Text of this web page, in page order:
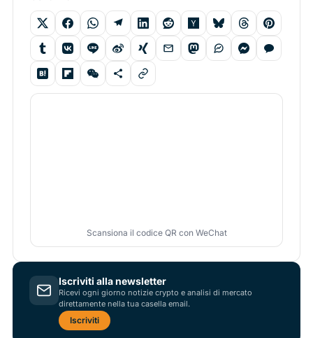
Scansiona il codice QR con WeChat
Iscriviti alla newsletter
Ricevi ogni giorno notizie crypto e analisi di mercato
direttamente nella tua casella email.
Iscriviti